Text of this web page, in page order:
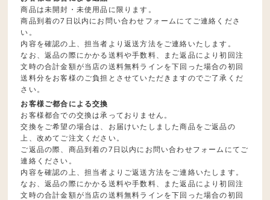
商品は未開封・未使用品に限ります。
商品到着の7日以内にお問い合わせフォームにてご連絡くださ
い。
内容を確認の上、担当者より返送方法をご連絡いたします。
なお、返品の際にかかる送料や手数料、また返品により初回注
文時の合計金額が当店の送料無料ラインを下回った場合の初回
送料分をお客様のご負担とさせていただきますのでご了承くだ
さい。
お客様ご都合による交換
お客様都合での交換は承っておりません。
交換をご希望の場合は、お届けいたしました商品をご返品の
上、改めてご注文ください。
ご返品の際、商品到着の7日以内にお問い合わせフォームにてご
連絡ください。
内容を確認の上、担当者よりご返送方法をご連絡いたします。
なお、返品の際にかかる送料や手数料、また返品により初回注
文時の合計金額が当店の送料無料ラインを下回った場合の初回